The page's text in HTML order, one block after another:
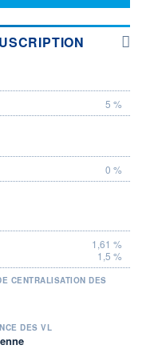
5 %
0 %
1,61 %
1,5 %
CENTRALISATION DES
DES VL